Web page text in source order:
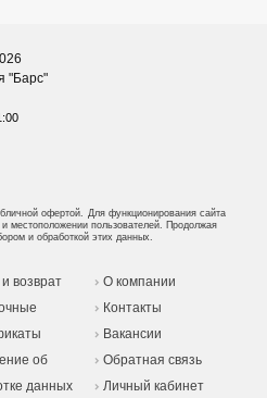
"Барс"
офертой. Для функционирования сайта
местоположении пользователей. Продолжая
и обработкой этих данных.
возврат
об
данных
О компании
Контакты
Вакансии
Обратная связь
Личный кабинет